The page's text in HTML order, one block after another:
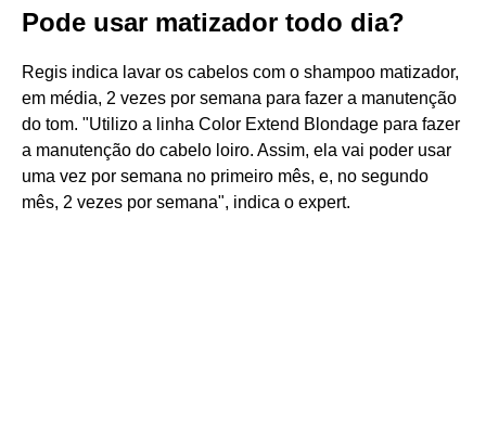
Pode usar matizador todo dia?
Regis indica lavar os cabelos com o shampoo matizador,
em média, 2 vezes por semana para fazer a manutenção
do tom. "Utilizo a linha Color Extend Blondage para fazer
a manutenção do cabelo loiro. Assim, ela vai poder usar
uma vez por semana no primeiro mês, e, no segundo
mês, 2 vezes por semana", indica o expert.